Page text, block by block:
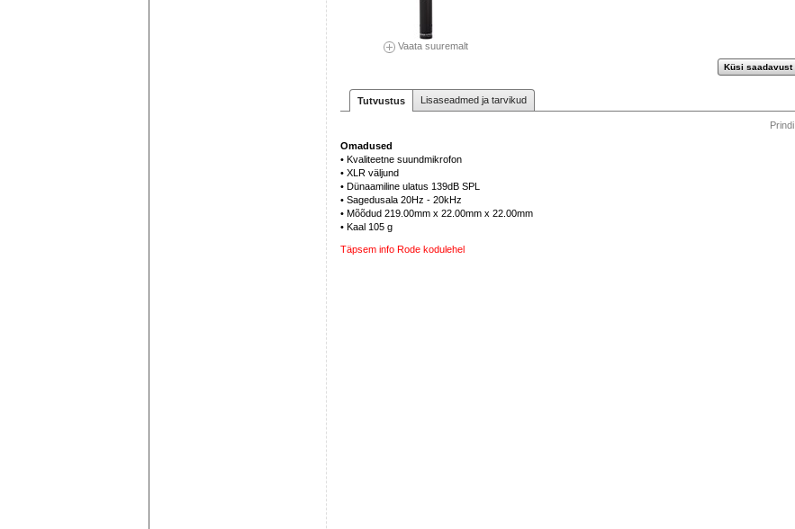
Vaata suuremalt
Küsi saadavust
Tutvustus Lisaseadmed ja tarvikud
Prindi
Omadused
• Kvaliteetne suundmikrofon
• XLR väljund
• Dünaamiline ulatus 139dB SPL
• Sagedusala 20Hz - 20kHz
• Mõõdud 219.00mm x 22.00mm x 22.00mm
• Kaal 105 g
Täpsem info Rode kodulehel